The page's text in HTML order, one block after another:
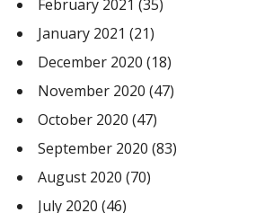
February 2021 (35)
January 2021 (21)
December 2020 (18)
November 2020 (47)
October 2020 (47)
September 2020 (83)
August 2020 (70)
July 2020 (46)